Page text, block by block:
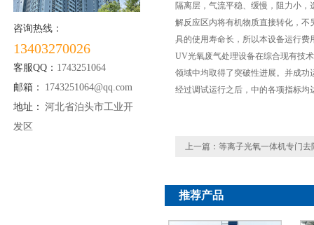
咨询热线：
13403270026
客服QQ： 1743251064
邮箱：
1743251064@qq.com
地址： 河北省泊头市工业开
发区
隔离层，气流平稳、缓慢，阻力小
解反应区内将有机物质直接转化，
具的使用寿命长，所以本设备运行
UV光氧废气处理设备在综合现有技
领域中均取得了突破性进展。并成
经过调试运行之后，中的各项指标
上一篇：等离子光氧一体机专门
推荐产品